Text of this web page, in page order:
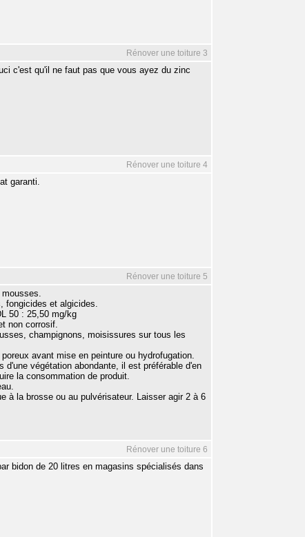
Rénover une toiture 3
c'est qu'il ne faut pas que vous ayez du zinc
Rénover une toiture 4
garanti.
Rénover une toiture 5
fongicides et algicides.
50 : 25,50 mg/kg
non corrosif.
champignons, moisissures sur tous les
avant mise en peinture ou hydrofugation.
végétation abondante, il est préférable d'en
la consommation de produit.
à la brosse ou au pulvérisateur. Laisser agir 2 à 6
Rénover une toiture 6
bidon de 20 litres en magasins spécialisés dans